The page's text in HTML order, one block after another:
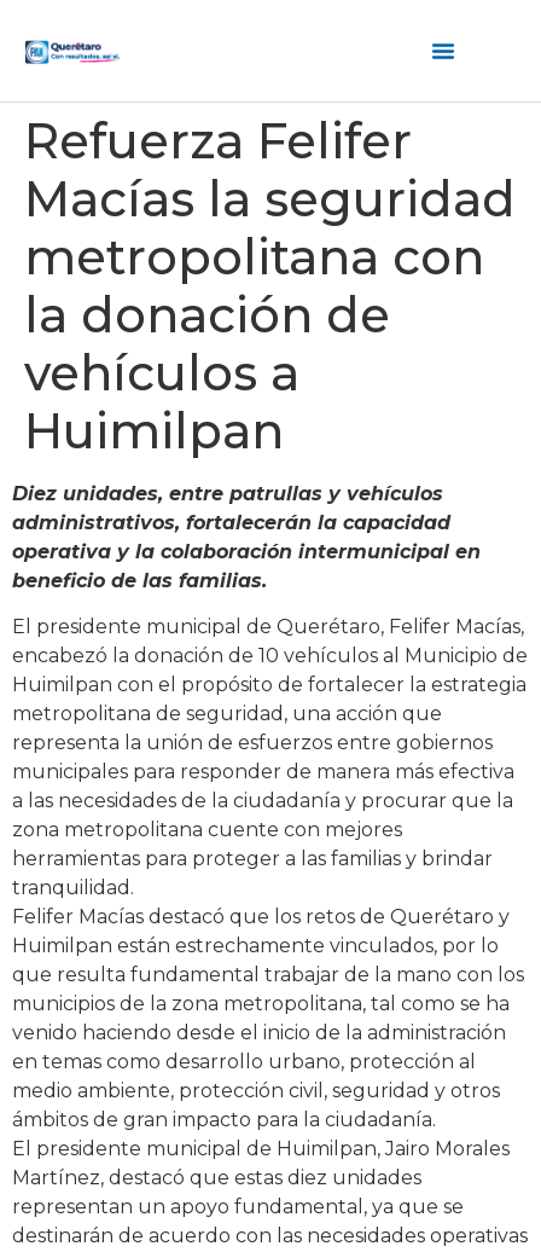
Refuerza Felifer
Macías la seguridad
metropolitana con
la donación de
vehículos a
Huimilpan
Diez unidades, entre patrullas y vehículos
administrativos, fortalecerán la capacidad
operativa y la colaboración intermunicipal en
beneficio de las familias.
El presidente municipal de Querétaro, Felifer Macías,
encabezó la donación de 10 vehículos al Municipio de
Huimilpan con el propósito de fortalecer la estrategia
metropolitana de seguridad, una acción que
representa la unión de esfuerzos entre gobiernos
municipales para responder de manera más efectiva
a las necesidades de la ciudadanía y procurar que la
zona metropolitana cuente con mejores
herramientas para proteger a las familias y brindar
tranquilidad.
Felifer Macías destacó que los retos de Querétaro y
Huimilpan están estrechamente vinculados, por lo
que resulta fundamental trabajar de la mano con los
municipios de la zona metropolitana, tal como se ha
venido haciendo desde el inicio de la administración
en temas como desarrollo urbano, protección al
medio ambiente, protección civil, seguridad y otros
ámbitos de gran impacto para la ciudadanía.
El presidente municipal de Huimilpan, Jairo Morales
Martínez, destacó que estas diez unidades
representan un apoyo fundamental, ya que se
destinarán de acuerdo con las necesidades operativas